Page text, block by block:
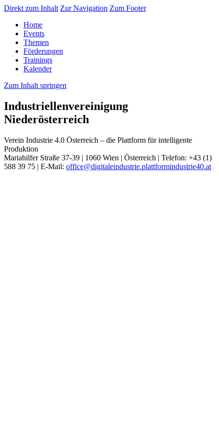
Direkt zum Inhalt Zur Navigation Zum Footer
Home
Events
Themen
Förderungen
Trainings
Kalender
Zum Inhalt springen
Industriellenvereinigung
Niederösterreich
Verein Industrie 4.0 Österreich – die Plattform für intelligente
Produktion
Mariahilfer Straße 37-39 | 1060 Wien | Österreich | Telefon: +43 (1)
588 39 75 | E-Mail: office@digitaleindustrie.plattformindustrie40.at